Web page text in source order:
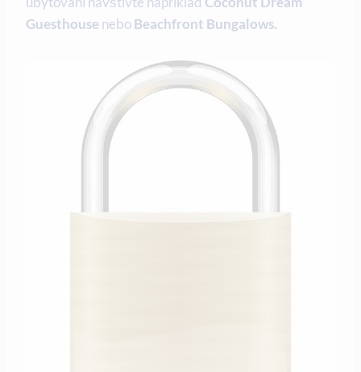
Guesthouse neboBeachfront Bungalows.